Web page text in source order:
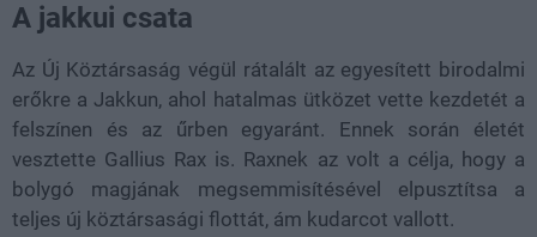
A jakkui csata
Az Új Köztársaság végül rátalált az egyesített birodalmi
erőkre a Jakkun, ahol hatalmas ütközet vette kezdetét a
felszínen és az űrben egyaránt. Ennek során életét
vesztette Gallius Rax is. Raxnek az volt a célja, hogy a
bolygó magjának megsemmisítésével elpusztítsa a
teljes új köztársasági flottát, ám kudarcot vallott.